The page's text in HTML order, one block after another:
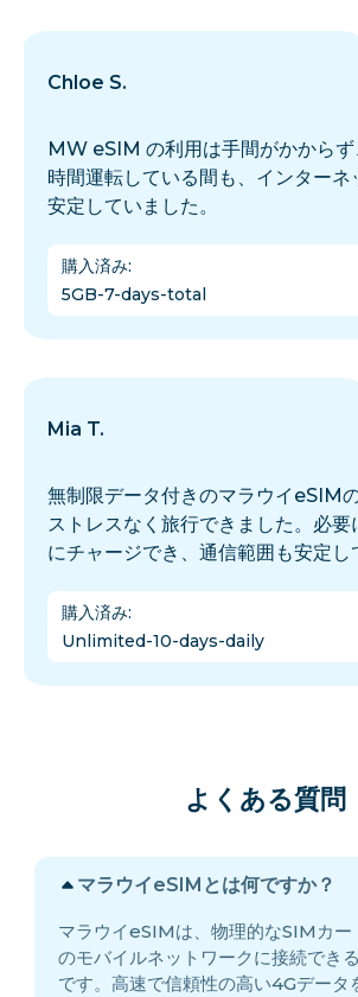
Chloe S.
MW eSIM の利用は手間がかから
時間運転している間も、インターネ
安定していました。
購入済み:
5GB-7-days-total
Mia T.
無制限データ付きのマラウイeSIMの
ストレスなく旅行できました。必要
にチャージでき、通信範囲も安定し
購入済み:
Unlimited-10-days-daily
よくある質問
マラウイeSIMとは何ですか？
マラウイeSIMは、物理的なSIMカー
のモバイルネットワークに接続でき
です。高速で信頼性の高い4Gデータ